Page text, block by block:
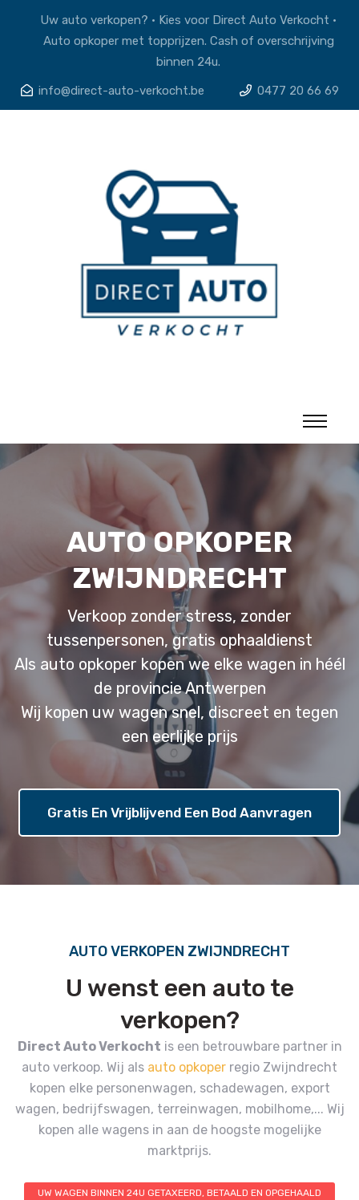
Uw auto verkopen? • Kies voor Direct Auto Verkocht •
Auto opkoper met topprijzen. Cash of overschrijving
binnen 24u.
info@direct-auto-verkocht.be
0477 20 66 69
AUTO OPKOPER
ZWIJNDRECHT
Verkoop zonder stress, zonder
tussenpersonen, gratis ophaaldienst
Als auto opkoper kopen we elke wagen in héél
de provincie Antwerpen
Wij kopen uw wagen snel, discreet en tegen
een eerlijke prijs
Gratis En Vrijblijvend Een Bod Aanvragen
AUTO VERKOPEN ZWIJNDRECHT
U wenst een auto te
verkopen?
Direct Auto Verkocht is een betrouwbare partner in
auto verkoop. Wij als auto opkoper regio Zwijndrecht
kopen elke personenwagen, schadewagen, export
wagen, bedrijfswagen, terreinwagen, mobilhome,... Wij
kopen alle wagens in aan de hoogste mogelijke
marktprijs.
UW WAGEN BINNEN 24U GETAXEERD, BETAALD EN OPGEHAALD